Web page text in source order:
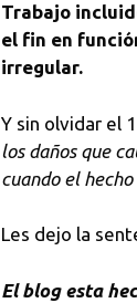
Trabajo
el fin en
irregular.
Y sin olvidar el
los daños que
cuando el
Les dejo la
El blog esta